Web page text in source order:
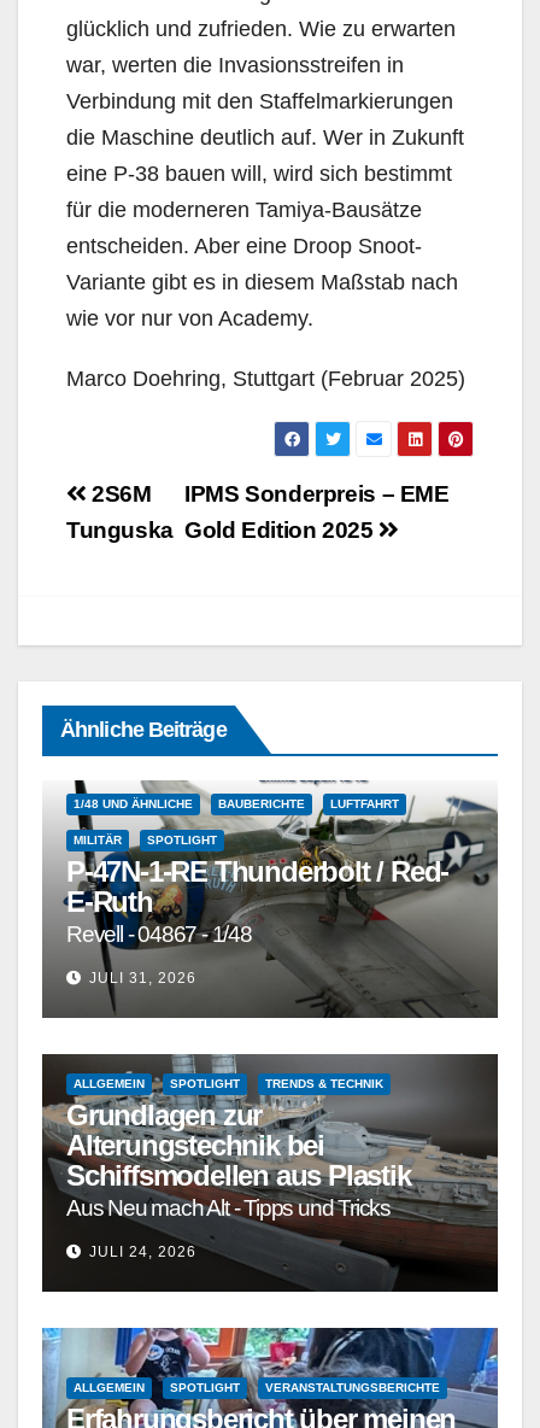
glücklich und zufrieden. Wie zu erwarten
war, werten die Invasionsstreifen in
Verbindung mit den Staffelmarkierungen
die Maschine deutlich auf. Wer in Zukunft
eine P-38 bauen will, wird sich bestimmt
für die moderneren Tamiya-Bausätze
entscheiden. Aber eine Droop Snoot-
Variante gibt es in diesem Maßstab nach
wie vor nur von Academy.
Marco Doehring, Stuttgart (Februar 2025)
Beitragsnavigation
IPMS Sonderpreis – EME
Gold Edition 2025
2S6M
Tunguska
Ähnliche Beiträge
1/48 UND ÄHNLICHE BAUBERICHTE LUFTFAHRT
MILITÄR SPOTLIGHT
P-47N-1-RE Thunderbolt / Red-
E-Ruth
Revell - 04867 - 1/48
JULI 31, 2026
ALLGEMEIN SPOTLIGHT TRENDS & TECHNIK
Grundlagen zur
Alterungstechnik bei
Schiffsmodellen aus Plastik
Aus Neu mach Alt - Tipps und Tricks
JULI 24, 2026
ALLGEMEIN SPOTLIGHT VERANSTALTUNGSBERICHTE
Erfahrungsbericht über meinen